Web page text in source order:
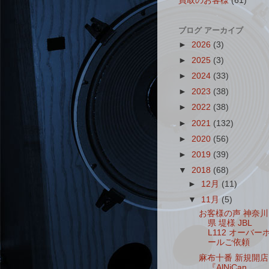
ブログ アーカイブ
► 2026 (3)
► 2025 (3)
► 2024 (33)
► 2023 (38)
► 2022 (38)
► 2021 (132)
► 2020 (56)
► 2019 (39)
▼ 2018 (68)
► 12月 (11)
▼ 11月(5)
お客様の声 神奈川
県 堤様 JBL
L112 オーバー
ールご依頼
麻布十番 新規開店